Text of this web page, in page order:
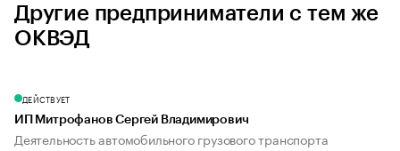
Другие предприниматели с тем же
ОКВЭД
ДЕЙСТВУЕТ
ИП Митрофанов Сергей Владимирович
Деятельность автомобильного грузового транспорта